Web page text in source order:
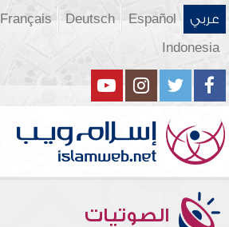
عربي Español
Deutsch
Français
Indonesia
الصوتيات